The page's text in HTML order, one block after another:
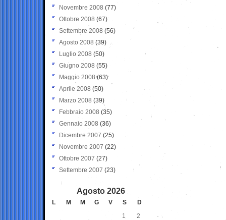
Novembre 2008 (77)
Ottobre 2008 (67)
Settembre 2008 (56)
Agosto 2008 (39)
Luglio 2008 (50)
Giugno 2008 (55)
Maggio 2008(63)
Aprile 2008 (50)
Marzo 2008 (39)
Febbraio 2008 (35)
Gennaio 2008 (36)
Dicembre 2007 (25)
Novembre 2007 (22)
Ottobre 2007 (27)
Settembre 2007 (23)
Agosto 2026
L M M G V S
D
1
2